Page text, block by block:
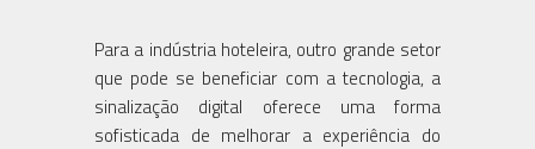
Para a indústria hoteleira, outro grande setor
que pode se beneficiar com a tecnologia, a
sinalização digital oferece uma forma
sofisticada de melhorar a experiência do